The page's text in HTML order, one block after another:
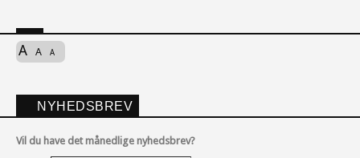
A A A
NYHEDSBREV
Vil du have det månedlige nyhedsbrev?